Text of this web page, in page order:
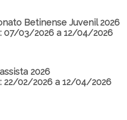
Betinense Juvenil 2026
07/03/2026 a 12/04/2026
2026
22/02/2026 a 12/04/2026